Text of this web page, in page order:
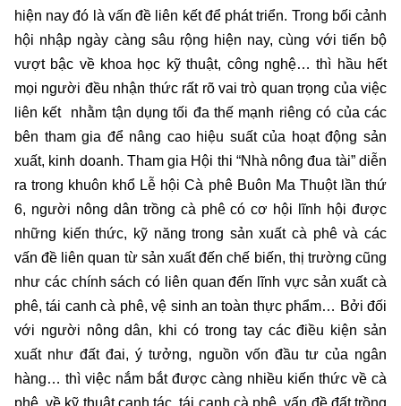
hiện nay đó là vấn đề liên kết để phát triển. Trong bối cảnh
hội nhập ngày càng sâu rộng hiện nay, cùng với tiến bộ
vượt bậc về khoa học kỹ thuật, công nghệ… thì hầu hết
mọi người đều nhận thức rất rõ vai trò quan trọng của việc
liên kết nhằm tận dụng tối đa thế mạnh riêng có của các
bên tham gia để nâng cao hiệu suất của hoạt động sản
xuất, kinh doanh. Tham gia Hội thi “Nhà nông đua tài” diễn
ra trong khuôn khổ Lễ hội Cà phê Buôn Ma Thuột lần thứ
6, người nông dân trồng cà phê có cơ hội lĩnh hội được
những kiến thức, kỹ năng trong sản xuất cà phê và các
vấn đề liên quan từ sản xuất đến chế biến, thị trường cũng
như các chính sách có liên quan đến lĩnh vực sản xuất cà
phê, tái canh cà phê, vệ sinh an toàn thực phẩm… Bởi đối
với người nông dân, khi có trong tay các điều kiện sản
xuất như đất đai, ý tưởng, nguồn vốn đầu tư của ngân
hàng… thì việc nắm bắt được càng nhiều kiến thức về cà
phê, về kỹ thuật canh tác, tái canh cà phê, vấn đề đất trồng